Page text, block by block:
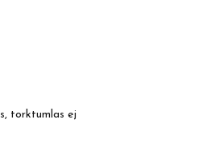
torktumlas ej